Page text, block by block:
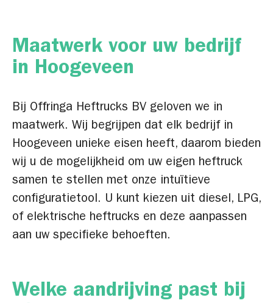
Maatwerk voor uw bedrijf
in Hoogeveen
Bij Offringa Heftrucks BV geloven we in
maatwerk. Wij begrijpen dat elk bedrijf in
Hoogeveen unieke eisen heeft, daarom bieden
wij u de mogelijkheid om uw eigen heftruck
samen te stellen met onze intuïtieve
configuratietool. U kunt kiezen uit diesel, LPG,
of elektrische heftrucks en deze aanpassen
aan uw specifieke behoeften.
Welke aandrijving past bij